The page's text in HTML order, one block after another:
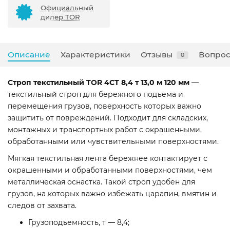
Официальный
дилер TOR
Описание Характеристики Отзывы 0
Строп текстильный TOR 4СТ 8,4 т 13,0 м 120 мм —
текстильный строп для бережного подъема и
перемещения грузов, поверхность которых важно
защитить от повреждений. Подходит для складских,
монтажных и транспортных работ с окрашенными,
обработанными или чувствительными поверхностями.
Мягкая текстильная лента бережнее контактирует с
окрашенными и обработанными поверхностями, чем
металлическая оснастка. Такой строп удобен для
грузов, на которых важно избежать царапин, вмятин и
следов от захвата.
Грузоподъемность, т — 8,4;